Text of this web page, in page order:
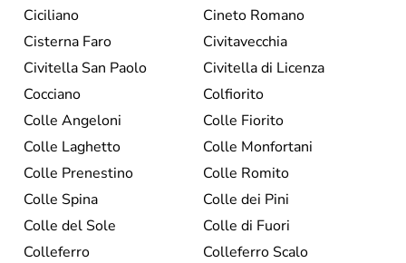
Ciciliano
Cineto Romano
Cisterna Faro
Civitavecchia
Civitella San Paolo
Civitella di Licenza
Cocciano
Colfiorito
Colle Angeloni
Colle Fiorito
Colle Laghetto
Colle Monfortani
Colle Prenestino
Colle Romito
Colle Spina
Colle dei Pini
Colle del Sole
Colle di Fuori
Colleferro
Colleferro Scalo